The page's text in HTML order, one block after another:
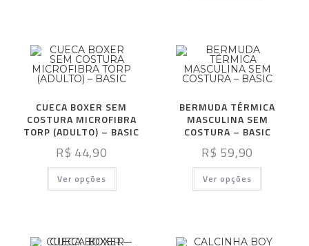
CUECA BOXER SEM
COSTURA MICROFIBRA
TORP (ADULTO) – BASIC
R$ 44,90
Ver opções
BERMUDA TÉRMICA
MASCULINA SEM
COSTURA – BASIC
R$ 59,90
Ver opções